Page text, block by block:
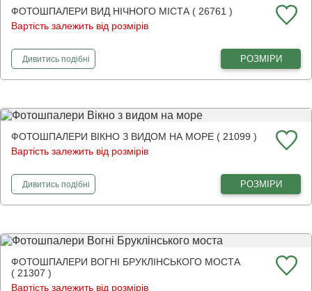
ФОТОШПАЛЕРИ ВИД НІЧНОГО МІСТА ( 26761 )
Вартість залежить від розмірів
Дивитисьфотошпалери
подібні РОЗМІРИ
ФОТОШПАЛЕРИ ВІКНО З ВИДОМ НА МОРЕ ( 21099 )
Вартість залежить від розмірів
Дивитисьфотошпалери
подібні РОЗМІРИ
ФОТОШПАЛЕРИ ВОГНІ БРУКЛІНСЬКОГО МОСТА
( 21307 )
Вартість залежить від розмірів